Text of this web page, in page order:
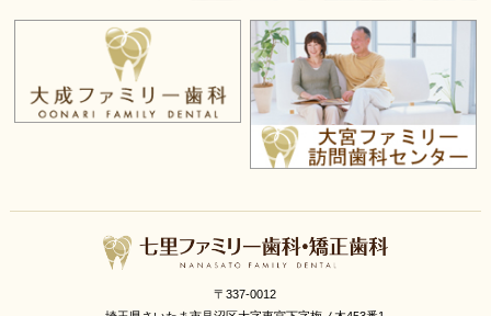
〒337-0012